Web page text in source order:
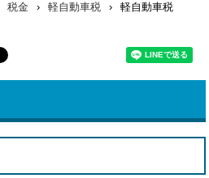
税金 › 軽自動車税 › 軽自動車税